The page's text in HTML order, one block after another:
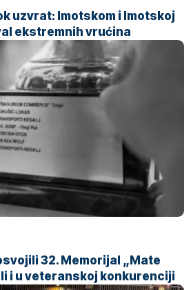
uzvrat: Imotskom i Imotskoj
ekstremnih vrućina
32. Memorijal „Mate
i u veteranskoj konkurenciji